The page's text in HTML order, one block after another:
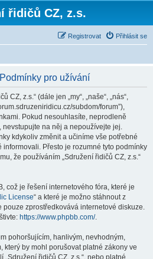
řidičů CZ, z.s.
Přihlásit se
Registrovat
pro užívání
CZ, z.s.“ (dále jen „my“, „naše“, „nás“,
subdom/forum”),
Pokud nesouhlasíte, neprodleně
nevstupujte na něj a nepoužívejte jej.
kdykoliv změnit a učiníme vše potřebné
informovali. Přesto je rozumné tyto podmínky
že používáním „Sdružení řidičů CZ, z.s.“
což je řešení internetového fóra, které je
License“ a které je možno stáhnout z
pouze zprostředkovává internetové diskuze.
https://www.phpbb.com/.
pohoršujícím, hanlivým, nevhodným,
který by mohl porušovat platné zákony ve
řidičů CZ, z.s.“, nebo platné